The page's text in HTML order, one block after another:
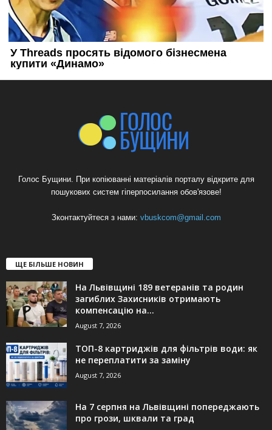
Голос Бущини. При копіюванні матеріалів порталу відкрите для
пошукових систем гіперпосилання обов'язове!
Зконтактуйтеся з нами: vbuskcom@gmail.com
ЩЕ БІЛЬШЕ НОВИН
На Львівщині 189 ветеранів та родин
загиблих Захисників отримають
компенсацію на...
August 7, 2026
ТОП-8 картриджів для фільтрів води: як
не переплатити за заміну
August 7, 2026
На 7 серпня на Львівщині попереджають
про грози, шквали та град